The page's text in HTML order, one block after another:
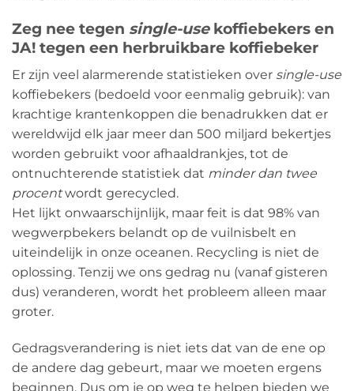
Zeg nee tegen single-usekoffiebekers en
JA! tegen een herbruikbare koffiebeker
Er zijn veel alarmerende statistieken over single-use
koffiebekers (bedoeld voor eenmalig gebruik): van
krachtige krantenkoppen die benadrukken dat er
wereldwijd elk jaar meer dan 500 miljard bekertjes
worden gebruikt voor afhaaldrankjes, tot de
ontnuchterende statistiek dat minder dan twee
procentwordt gerecycled.
Het lijkt onwaarschijnlijk, maar feit is dat 98% van
wegwerpbekers belandt op de vuilnisbelt en
uiteindelijk in onze oceanen. Recycling is niet de
oplossing. Tenzij we ons gedrag nu (vanaf gisteren
dus) veranderen, wordt het probleem alleen maar
groter.
Gedragsverandering is niet iets dat van de ene op
de andere dag gebeurt, maar we moeten ergens
beginnen. Dus om je op weg te helpen bieden we